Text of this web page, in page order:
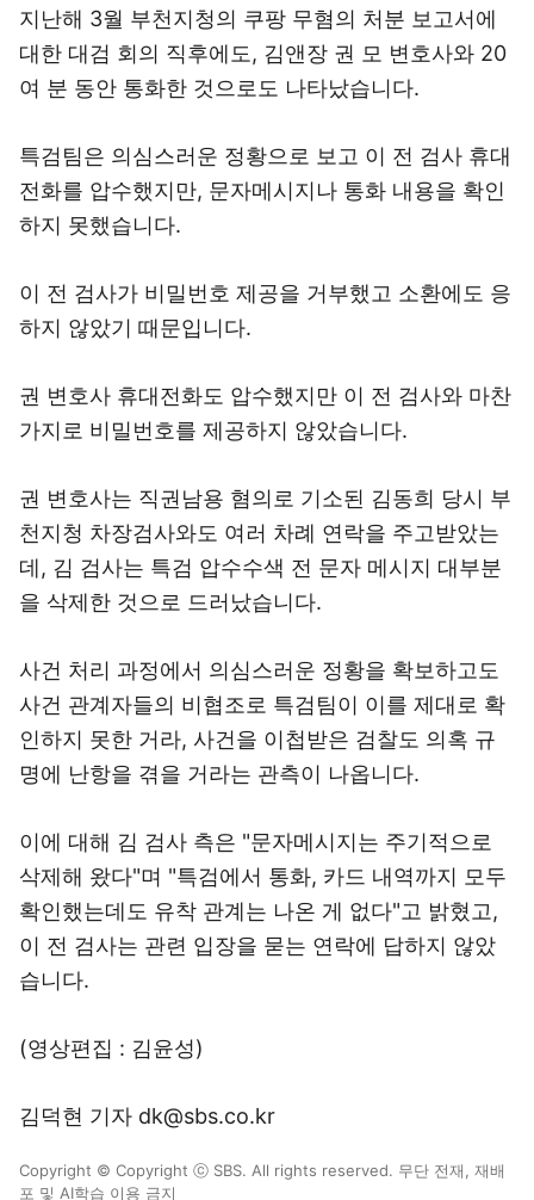
지난해 3월 부천지청의 쿠팡 무혐의 처분 보고서에
대한 대검 회의 직후에도, 김앤장 권 모 변호사와 20
여 분 동안 통화한 것으로도 나타났습니다.
특검팀은 의심스러운 정황으로 보고 이 전 검사 휴대
전화를 압수했지만, 문자메시지나 통화 내용을 확인
하지 못했습니다.
이 전 검사가 비밀번호 제공을 거부했고 소환에도 응
하지 않았기 때문입니다.
권 변호사 휴대전화도 압수했지만 이 전 검사와 마찬
가지로 비밀번호를 제공하지 않았습니다.
권 변호사는 직권남용 혐의로 기소된 김동희 당시 부
천지청 차장검사와도 여러 차례 연락을 주고받았는
데, 김 검사는 특검 압수수색 전 문자 메시지 대부분
을 삭제한 것으로 드러났습니다.
사건 처리 과정에서 의심스러운 정황을 확보하고도
사건 관계자들의 비협조로 특검팀이 이를 제대로 확
인하지 못한 거라, 사건을 이첩받은 검찰도 의혹 규
명에 난항을 겪을 거라는 관측이 나옵니다.
이에 대해 김 검사 측은 "문자메시지는 주기적으로
삭제해 왔다"며 "특검에서 통화, 카드 내역까지 모두
확인했는데도 유착 관계는 나온 게 없다"고 밝혔고,
이 전 검사는 관련 입장을 묻는 연락에 답하지 않았
습니다.
(영상편집 : 김윤성)
김덕현 기자 dk@sbs.co.kr
Copyright © Copyright ⓒ SBS. All rights reserved. 무단 전재, 재배
포 및 AI학습 이용 금지